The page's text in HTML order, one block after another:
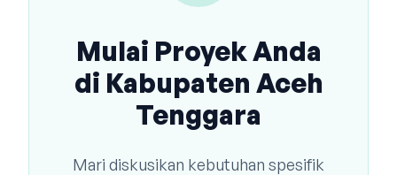
Mulai Proyek Anda
di Kabupaten Aceh
Tenggara
Mari diskusikan kebutuhan spesifik